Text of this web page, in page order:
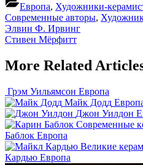
Европа, Художники-
Современные авторы,
Навигация
по
записям
Previous
Post:
Элвин Ф. Ирвинг
Next
Стивен Мёрфитт
More Related
Грэм Уильямсон Европа
Майк Додд
Джон Уилдон
Современные
Баблок Европа
Великие
Кардью Европа